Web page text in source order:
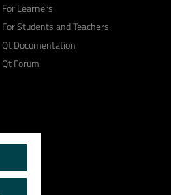
For Learners
For Students and Teachers
Qt Documentation
Qt Forum